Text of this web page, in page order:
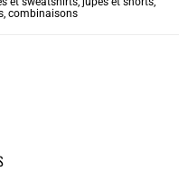
combinaisons